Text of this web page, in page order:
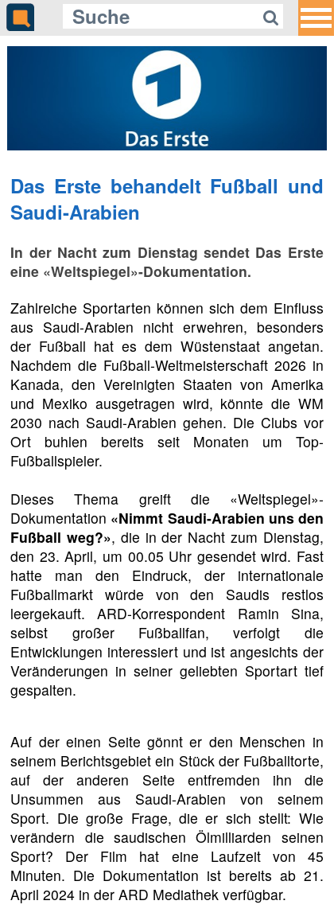
Das Erste behandelt Fußball und
Saudi-Arabien
In der Nacht zum Dienstag sendet Das Erste
eine «Weltspiegel»-Dokumentation.
Zahlreiche Sportarten können sich dem Einfluss
aus Saudi-Arabien nicht erwehren, besonders
der Fußball hat es dem Wüstenstaat angetan.
Nachdem die Fußball-Weltmeisterschaft 2026 in
Kanada, den Vereinigten Staaten von Amerika
und Mexiko ausgetragen wird, könnte die WM
2030 nach Saudi-Arabien gehen. Die Clubs vor
Ort buhlen bereits seit Monaten um Top-
Fußballspieler.
Dieses Thema greift die «Weltspiegel»-
Dokumentation «Nimmt Saudi-Arabien uns den
Fußball weg?», die in der Nacht zum Dienstag,
den 23. April, um 00.05 Uhr gesendet wird. Fast
hatte man den Eindruck, der internationale
Fußballmarkt würde von den Saudis restlos
leergekauft. ARD-Korrespondent Ramin Sina,
selbst großer Fußballfan, verfolgt die
Entwicklungen interessiert und ist angesichts der
Veränderungen in seiner geliebten Sportart tief
gespalten.
Auf der einen Seite gönnt er den Menschen in
seinem Berichtsgebiet ein Stück der Fußballtorte,
auf der anderen Seite entfremden ihn die
Unsummen aus Saudi-Arabien von seinem
Sport. Die große Frage, die er sich stellt: Wie
verändern die saudischen Ölmilliarden seinen
Sport? Der Film hat eine Laufzeit von 45
Minuten. Die Dokumentation ist bereits ab 21.
April 2024 in der ARD Mediathek verfügbar.